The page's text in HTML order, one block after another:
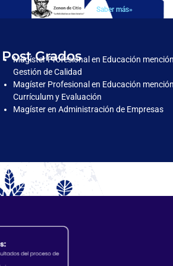
Saber más»
Post Grados
Magíster Profesional en Educación mención
Gestión de Calidad
Magíster Profesional en Educación mención
Currículum y Evaluación
Magíster en Administración de Empresas